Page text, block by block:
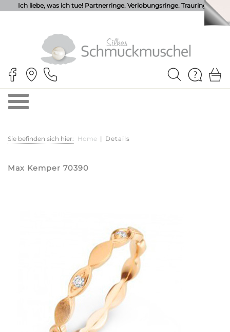
Ich liebe, was ich tue! Partnerringe. Verlobungsringe. Trauringe.
Sie befinden sich hier: Home | Details
Max Kemper 70390